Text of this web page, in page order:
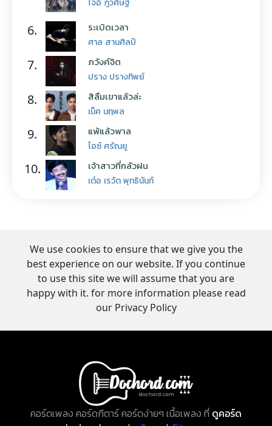
6. ระเบิดเวลา
ศาล สานศิลป์
7. ภวังค์จิต
ปราง ปรางทิพย์
8. สิลืมเขาแล้วล่ะ
เน็ค นฤพล
9. แพ้แล้วพาล
ไอซ์ ศรัณยู
10. เจ้าสาวที่กลัวฝน
เต๋อ เรวัต พุทธินันท์
We use cookies to ensure that we give you the
best experience on our website. If you continue
to use this site we will assume that you are
happy with it. for more information please read
our Privacy Policy
คอร์ดเพลง คอร์ดกีตาร์ คอร์ดง่ายๆ เนื้อเพลง ที่ ดูคอร์ด